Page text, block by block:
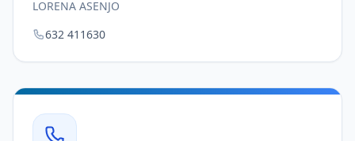
LORENA ASENJO
632 411630